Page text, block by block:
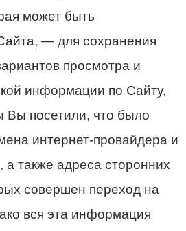
может быть
— для сохранения
просмотра и
информации по Сайту,
Вы посетили, что было
интернет-провайдера и
а также адреса сторонних
совершен переход на
вся эта информация